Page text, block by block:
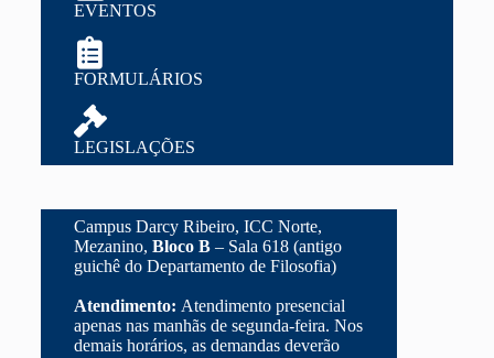
EVENTOS
FORMULÁRIOS
LEGISLAÇÕES
Campus Darcy Ribeiro, ICC Norte,
Mezanino, Bloco B– Sala 618 (antigo
guichê do Departamento de Filosofia)
Atendimento: Atendimento presencial
apenas nas manhãs de segunda-feira. Nos
demais horários, as demandas deverão